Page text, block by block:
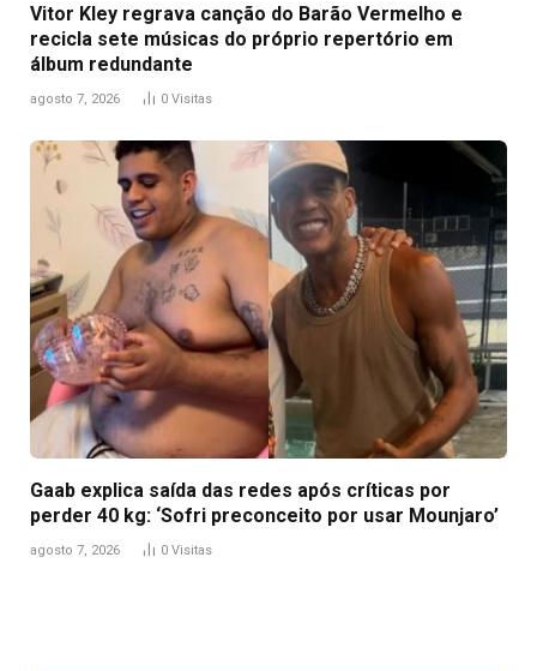
Vitor Kley regrava canção do Barão Vermelho e
recicla sete músicas do próprio repertório em
álbum redundante
agosto 7, 2026 0 Visitas
Gaab explica saída das redes após críticas por
perder 40 kg: ‘Sofri preconceito por usar Mounjaro’
agosto 7, 2026 0 Visitas